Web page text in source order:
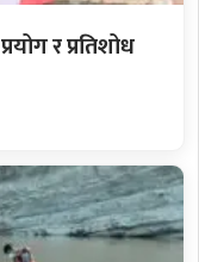
र प्रतिशोध